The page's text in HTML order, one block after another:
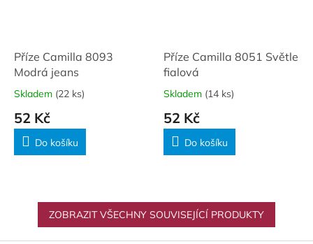
Příze Camilla 8093
Modrá jeans
Skladem (22 ks)
52 Kč
Do košíku
Příze Camilla 8051 Světle
fialová
Skladem (14 ks)
52 Kč
Do košíku
ZOBRAZIT VŠECHNY SOUVISEJÍCÍ PRODUKTY